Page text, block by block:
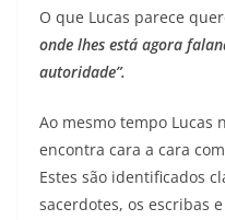
O que Lucas parece
onde lhes está agora
autoridade”.
Ao mesmo tempo Lucas
encontra cara a cara
Estes são identificados
sacerdotes, os escribas